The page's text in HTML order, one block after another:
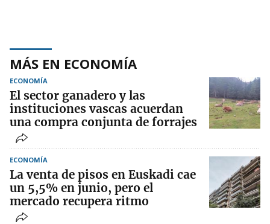
MÁS EN ECONOMÍA
ECONOMÍA
El sector ganadero y las
instituciones vascas acuerdan
una compra conjunta de forrajes
ECONOMÍA
La venta de pisos en Euskadi cae
un 5,5% en junio, pero el
mercado recupera ritmo